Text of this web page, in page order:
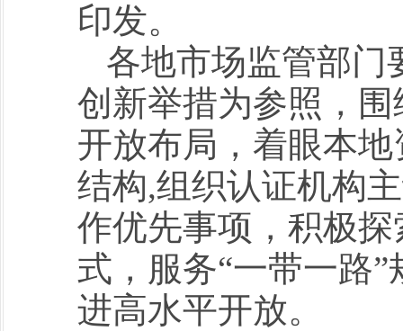
印发。
各地市场监管部门
创新举措为参照，
开放布局，着眼本
结构,组织认证机构
作优先事项，积极
式，服务“一带一路
进高水平开放。